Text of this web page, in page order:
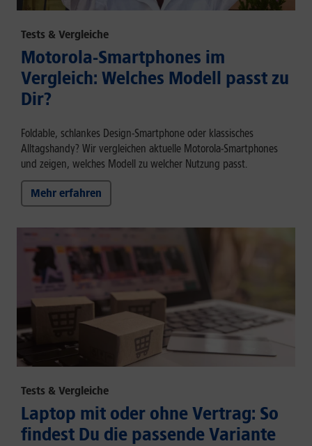
Tests & Vergleiche
Motorola-Smartphones im
Vergleich: Welches Modell passt zu
Dir?
Foldable, schlankes Design-Smartphone oder klassisches
Alltagshandy? Wir vergleichen aktuelle Motorola-Smartphones
und zeigen, welches Modell zu welcher Nutzung passt.
Mehr erfahren
Tests & Vergleiche
Laptop mit oder ohne Vertrag: So
findest Du die passende Variante